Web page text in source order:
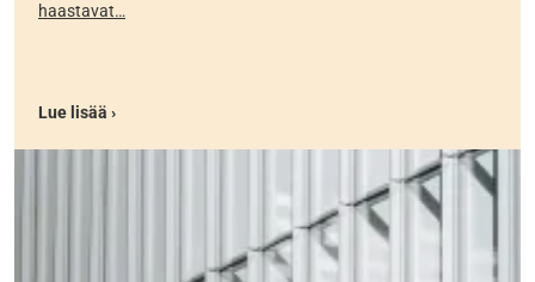
haastavat…
Lue lisää ›